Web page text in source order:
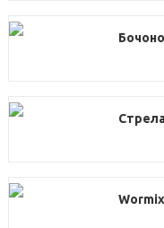
Wormix